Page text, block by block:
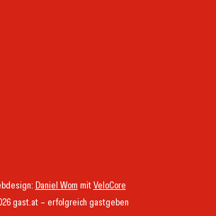
gast.at – erfolgreich gastgeben
Daniel Wom mitVeloCore